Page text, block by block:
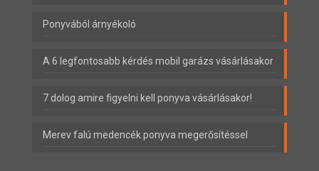
Ponyvából árnyékoló
A 6 legfontosabb kérdés mobil garázs vásárlásakor
7 dolog amire figyelni kell ponyva vásárlásakor!
Merev falú medencék ponyva megerősítéssel